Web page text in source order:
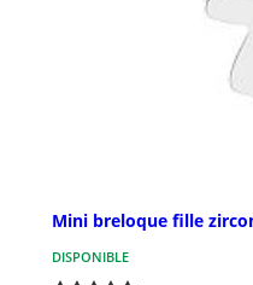
Mini breloque fille
DISPONIBLE